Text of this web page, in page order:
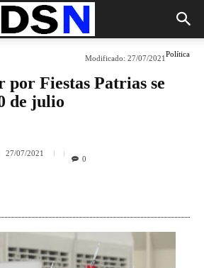
Política
Modificado: 27/07/2021
Fiestas Patrias se
de julio
27/07/2021
0